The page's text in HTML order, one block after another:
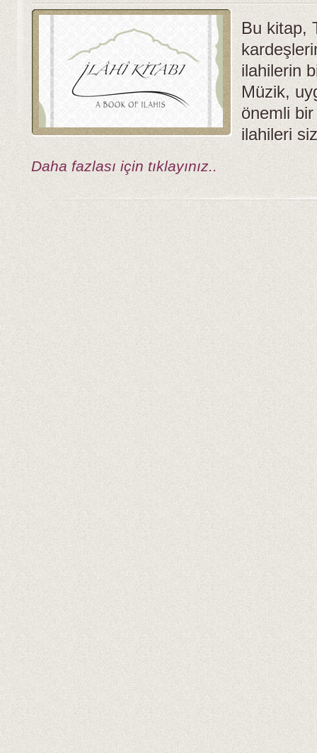
Bu kitap,
ilahilerin
Müzik,
önemli bir
ilahileri
Daha fazlası için tıklayınız..